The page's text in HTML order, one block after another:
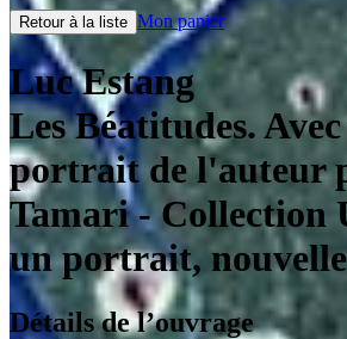
Retour à la liste Mon panier
Luc Estang
Les Béatitudes.
portrait de l'auteur
Tamari - Collection
un portrait, nouvelle
Détails de l’ouvrage